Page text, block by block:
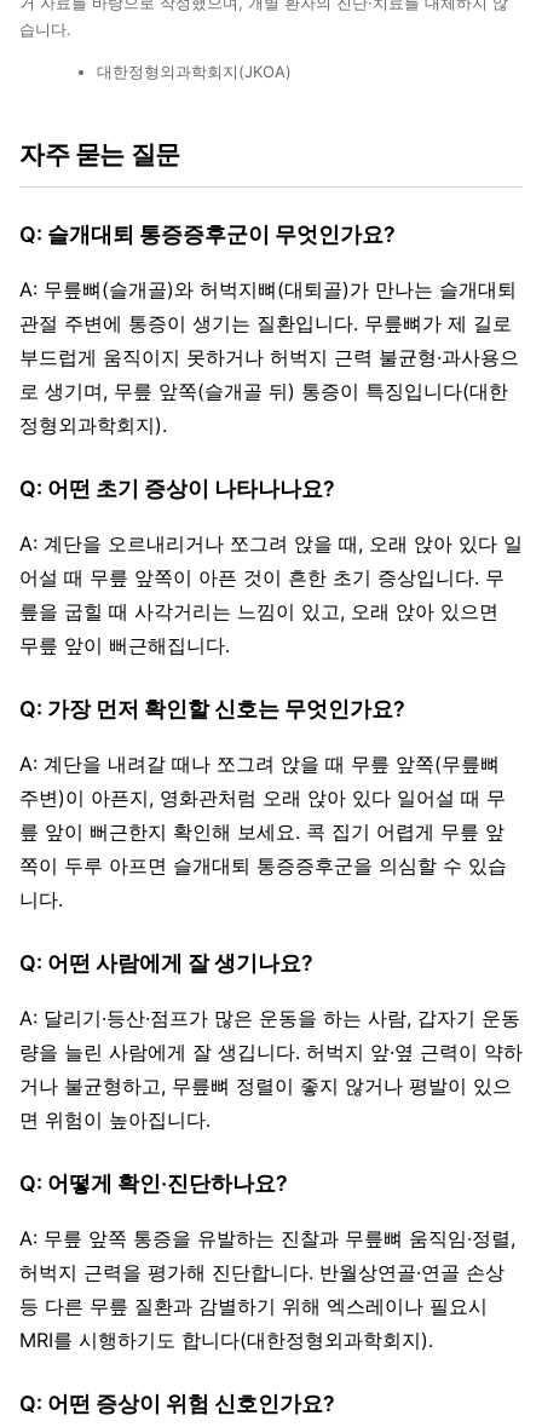
습니다.
대한정형외과학회지(JKOA)
자주 묻는 질문
Q: 슬개대퇴 통증증후군이 무엇인가요?
A: 무릎뼈(슬개골)와 허벅지뼈(대퇴골)가 만나는 슬개대퇴
관절 주변에 통증이 생기는 질환입니다. 무릎뼈가 제 길로
부드럽게 움직이지 못하거나 허벅지 근력 불균형·과사용으
로 생기며, 무릎 앞쪽(슬개골 뒤) 통증이 특징입니다(대한
정형외과학회지).
Q: 어떤 초기 증상이 나타나나요?
A: 계단을 오르내리거나 쪼그려 앉을 때, 오래 앉아 있다 일
어설 때 무릎 앞쪽이 아픈 것이 흔한 초기 증상입니다. 무
릎을 굽힐 때 사각거리는 느낌이 있고, 오래 앉아 있으면
무릎 앞이 뻐근해집니다.
Q: 가장 먼저 확인할 신호는 무엇인가요?
A: 계단을 내려갈 때나 쪼그려 앉을 때 무릎 앞쪽(무릎뼈
주변)이 아픈지, 영화관처럼 오래 앉아 있다 일어설 때 무
릎 앞이 뻐근한지 확인해 보세요. 콕 집기 어렵게 무릎 앞
쪽이 두루 아프면 슬개대퇴 통증증후군을 의심할 수 있습
니다.
Q: 어떤 사람에게 잘 생기나요?
A: 달리기·등산·점프가 많은 운동을 하는 사람, 갑자기 운동
량을 늘린 사람에게 잘 생깁니다. 허벅지 앞·옆 근력이 약하
거나 불균형하고, 무릎뼈 정렬이 좋지 않거나 평발이 있으
면 위험이 높아집니다.
Q: 어떻게 확인·진단하나요?
A: 무릎 앞쪽 통증을 유발하는 진찰과 무릎뼈 움직임·정렬,
허벅지 근력을 평가해 진단합니다. 반월상연골·연골 손상
등 다른 무릎 질환과 감별하기 위해 엑스레이나 필요시
MRI를 시행하기도 합니다(대한정형외과학회지).
Q: 어떤 증상이 위험 신호인가요?